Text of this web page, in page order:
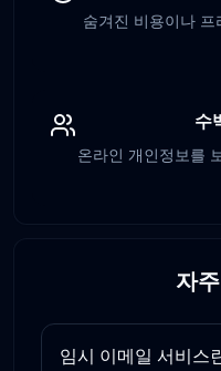
숨겨진 비용이나
수
온라인 개인정보를
자
임시 이메일 서비스